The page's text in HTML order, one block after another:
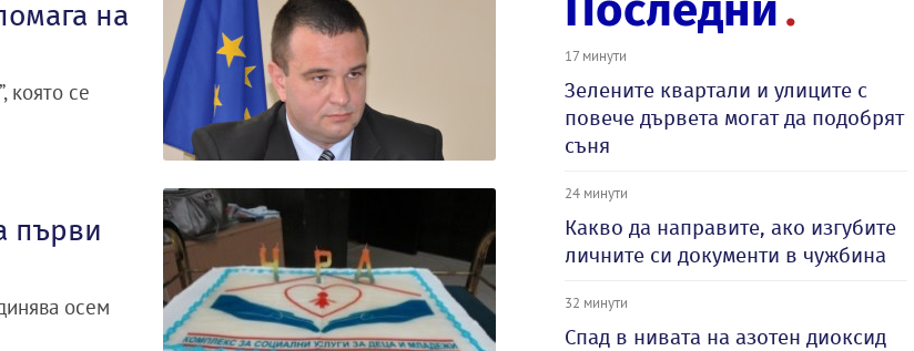
на
която се
първи
осем
17 минути
Зелените квартали и улиците с
повече дървета могат да подобрят
съня
24 минути
Какво да направите, ако изгубите
личните си документи в чужбина
32 минути
Спад в нивата на азотен диоксид